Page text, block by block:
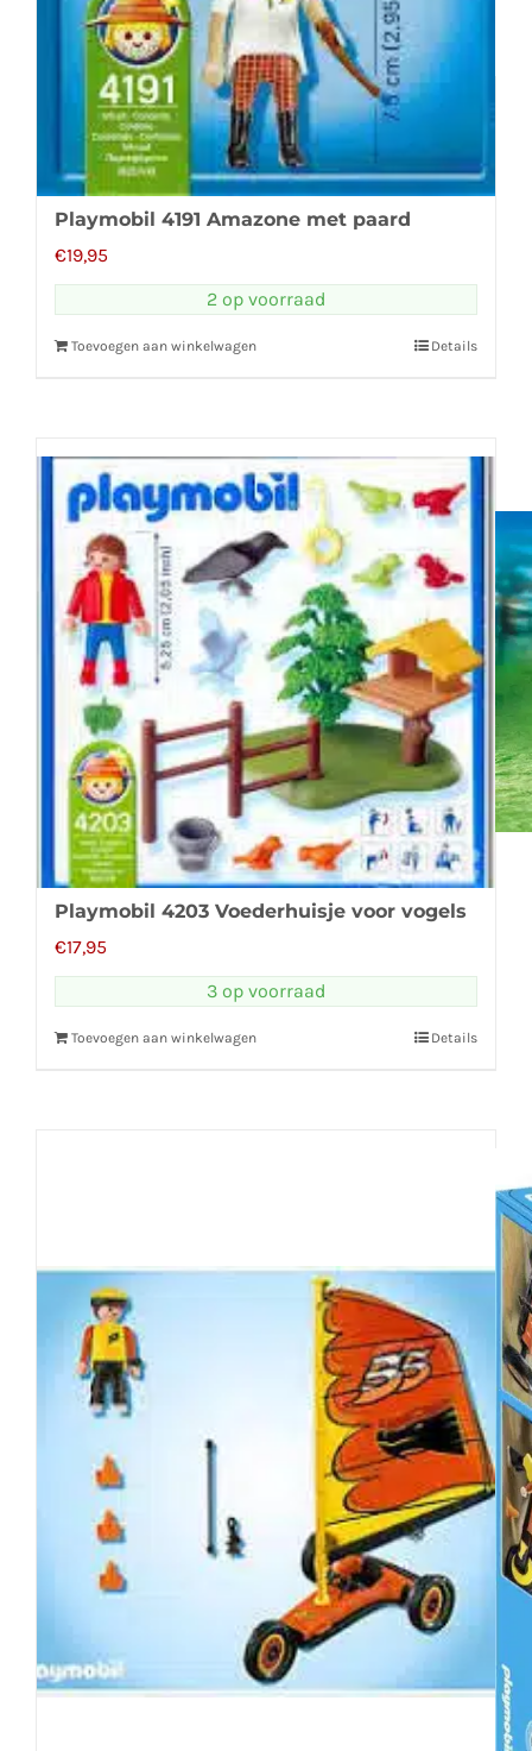
Playmobil 4191 Amazone met paard
€19,95
2 op voorraad
Toevoegen aan winkelwagen Details
Playmobil 4203 Voederhuisje voor vogels
€17,95
3 op voorraad
Toevoegen aan winkelwagen Details